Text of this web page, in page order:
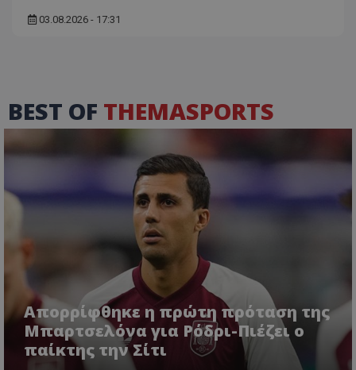
03.08.2026 - 17:31
BEST OF THEMASPORTS
Απορρίφθηκε η πρώτη πρόταση της
Μπαρτσελόνα για Ρόδρι-Πιέζει ο
παίκτης την Σίτι